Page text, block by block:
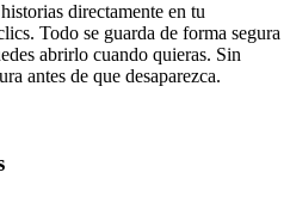
directamente en tu
Todo se guarda de forma segura
abrirlo cuando quieras. Sin
antes de que desaparezca.